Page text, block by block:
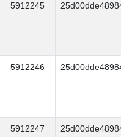
5912245
5912246
5912247